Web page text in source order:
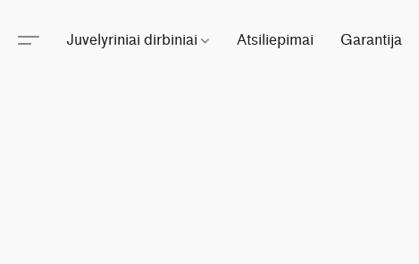
Juvelyriniai dirbiniai Atsiliepimai Garantija